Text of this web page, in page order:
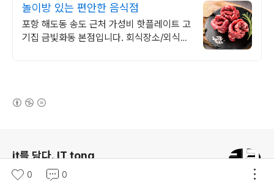
놀이방 있는 편안한 음식점
포항 해도동 송도 근처 가성비 핫플레이트 고
기집 금빛화동 본점입니다. 회식장소/외식장
it를 담다. IT tong
IT정보를 공유하는 블로그입니다.
0 0